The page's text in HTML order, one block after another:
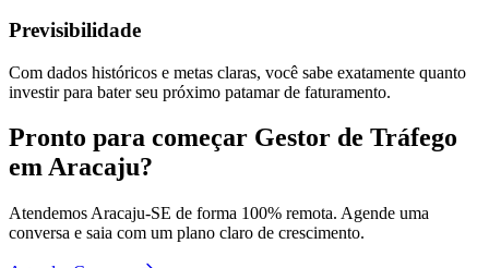
Previsibilidade
Com dados históricos e metas claras, você sabe exatamente quanto
investir para bater seu próximo patamar de faturamento.
Pronto para começar Gestor de Tráfego
emAracaju?
Atendemos Aracaju-SE de forma 100% remota. Agende uma
conversa e saia com um plano claro de crescimento.